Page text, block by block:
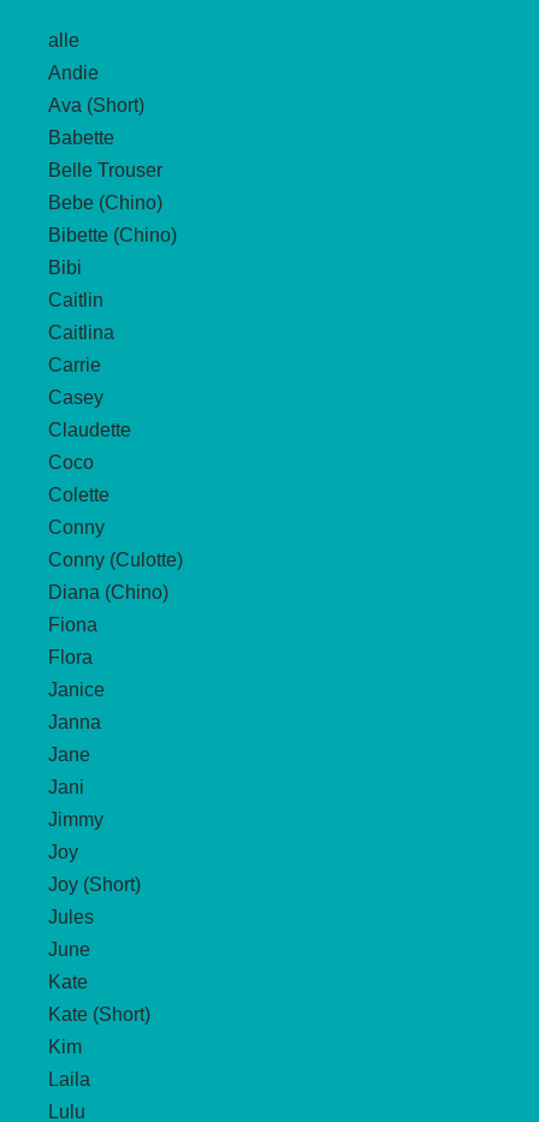
alle
Andie
Ava (Short)
Babette
Belle Trouser
Bebe (Chino)
Bibette (Chino)
Bibi
Caitlin
Caitlina
Carrie
Casey
Claudette
Coco
Colette
Conny
Conny (Culotte)
Diana (Chino)
Fiona
Flora
Janice
Janna
Jane
Jani
Jimmy
Joy
Joy (Short)
Jules
June
Kate
Kate (Short)
Kim
Laila
Lulu